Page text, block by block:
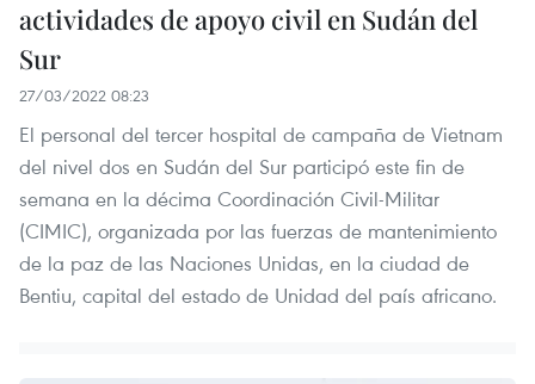
actividades de apoyo civil en Sudán del
Sur
27/03/2022 08:23
El personal del tercer hospital de campaña de Vietnam
del nivel dos en Sudán del Sur participó este fin de
semana en la décima Coordinación Civil-Militar
(CIMIC), organizada por las fuerzas de mantenimiento
de la paz de las Naciones Unidas, en la ciudad de
Bentiu, capital del estado de Unidad del país africano.